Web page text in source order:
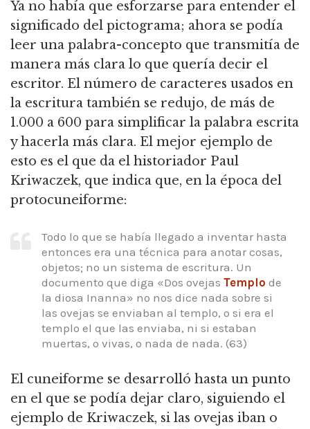
Ya no había que esforzarse para entender el
significado del pictograma; ahora se podía
leer una palabra-concepto que transmitía de
manera más clara lo que quería decir el
escritor. El número de caracteres usados en
la escritura también se redujo, de más de
1.000 a 600 para simplificar la palabra escrita
y hacerla más clara. El mejor ejemplo de
esto es el que da el historiador Paul
Kriwaczek, que indica que, en la época del
protocuneiforme:
Todo lo que se había llegado a inventar hasta
entonces era una técnica para anotar cosas,
objetos; no un sistema de escritura. Un
documento que diga «Dos ovejas Templo de
la diosa Inanna» no nos dice nada sobre si
las ovejas se enviaban al templo, o si era el
templo el que las enviaba, ni si estaban
muertas, o vivas, o nada de nada. (63)
El cuneiforme se desarrolló hasta un punto
en el que se podía dejar claro, siguiendo el
ejemplo de Kriwaczek, si las ovejas iban o